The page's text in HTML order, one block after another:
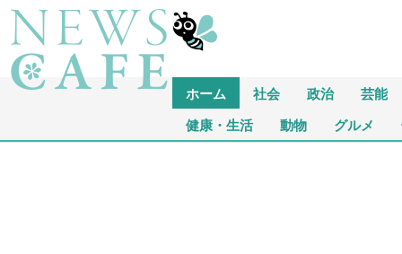
ホーム 社会 政治 芸能
健康・生活 動物 グルメ